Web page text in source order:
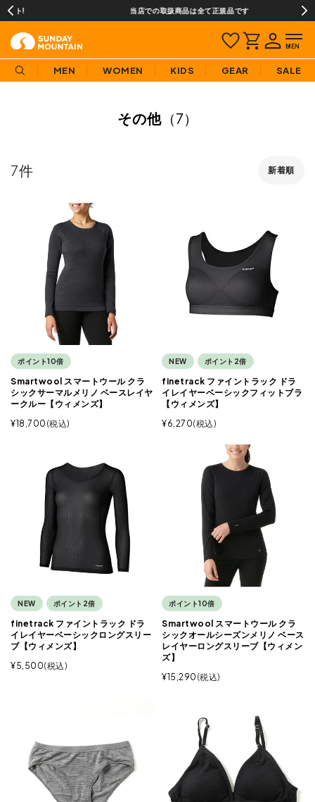
当店での取扱商品は全て正規品です
MEN WOMEN KIDS GEAR SALE
その他 （7）
新着順
7
ポイント10倍
Smartwool スマートウール クラ
シックサーマルメリノ ベースレイヤ
ークルー【ウィメンズ】
¥18,700 税込
NEW ポイント2倍
finetrack ファイントラック ドラ
イレイヤーベーシックフィットブラ
【ウィメンズ】
¥6,270 税込
NEW ポイント2倍
finetrack ファイントラック ドラ
イレイヤーベーシックロングスリー
ブ【ウィメンズ】
¥5,500 税込
ポイント10倍
Smartwool スマートウール クラ
シックオールシーズンメリノ ベース
レイヤーロングスリーブ【ウィメン
ズ】
¥15,290 税込